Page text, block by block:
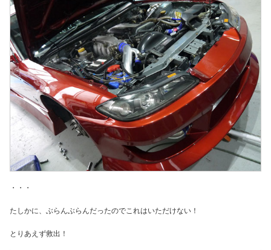
・・・
たしかに、ぶらんぶらんだったのでこれはいただけない！
とりあえず救出！